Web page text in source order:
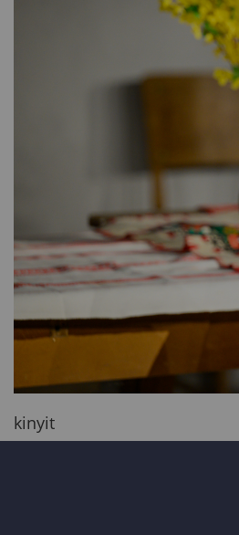
kinyit